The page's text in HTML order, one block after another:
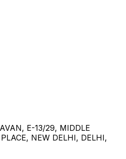
E-13/29, MIDDLE
NEW DELHI, DELHI,